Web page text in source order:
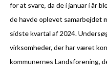
for at svare, da de i januar i år
de havde oplevet samarbejdet
sidste kvartal af 2024.
virksomheder, der har været
kommunernes Landsforening,